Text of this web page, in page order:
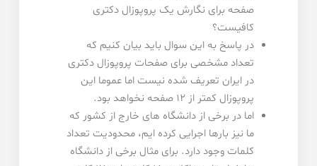
صفحه برای نگارش یک پروپوزال دکتری
کافیست؟
در پاسخ به این سوال باید بیان کنیم که
تعداد مشخصی برای صفحات پروپوزال دکتری
در ایران تعریف شده نیست اما عموما این
پروپوزال کمتر از 12 صفحه نخواهد بود.
اما در برخی از دانشگاه های خارج از کشور که
ما نیز بارها اجرایی کرده ایم، محدودیت تعداد
کلمات وجود دارد. برای مثال برخی از دانشگاه